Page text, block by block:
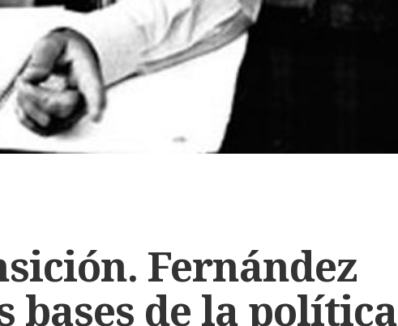
Fernández
bases de la política